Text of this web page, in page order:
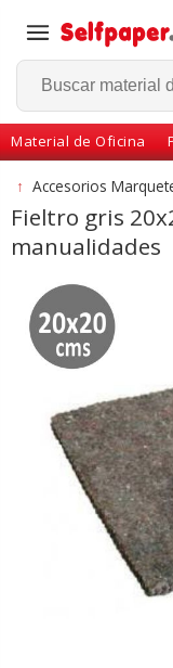
Material de Oficina
Volver
↑ Accesorios
Fieltro gris
manualidades